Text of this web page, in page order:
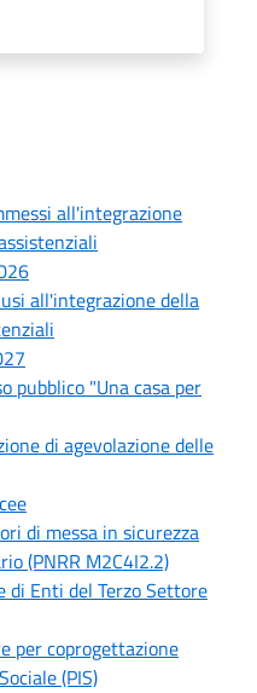
all'integrazione
all'integrazione della
pubblico "Una casa per
di agevolazione delle
di messa in sicurezza
(PNRR M2C4I2.2)
di Enti del Terzo Settore
per coprogettazione
(PIS)